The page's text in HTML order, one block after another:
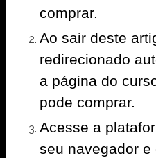
comprar.
Ao sair deste
redirecionado
a página do
pode comprar.
Acesse a
seu navegador